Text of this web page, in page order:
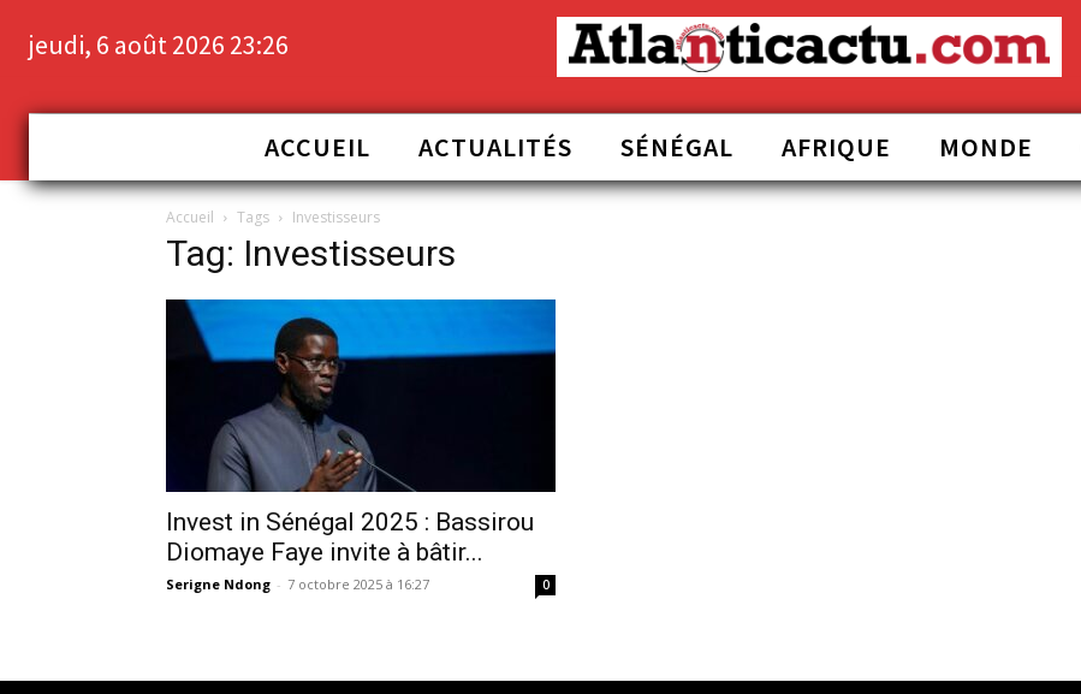
jeudi, 6 août 2026 23:26
ACCUEIL ACTUALITÉS SÉNÉGAL AFRIQUE MONDE
Accueil Tags Investisseurs
Tag: Investisseurs
Invest in Sénégal 2025 : Bassirou
Diomaye Faye invite à bâtir...
Serigne Ndong - 7 octobre 2025 à 16:27 0